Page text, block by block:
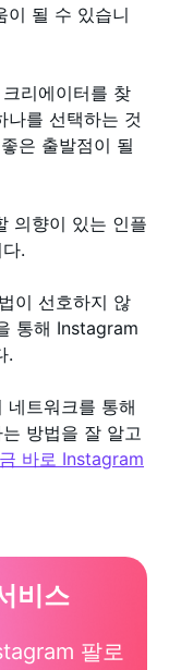
이 될 수 있습니
리에이터를 찾
나를 선택하는 것
은 출발점이 될
의향이 있는 인플
.
이 선호하지 않
통해 Instagram
.
네트워크를 통해
방법을 잘 알고
바로 Instagram
비스
팔로